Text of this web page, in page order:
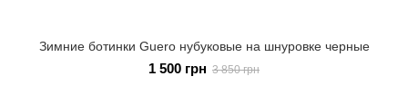
Зимние ботинки Guero нубуковые на шнуровке черные
1 500 грн 3 850 грн